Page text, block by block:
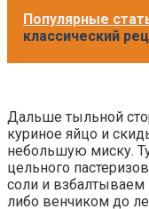
Популярные
классический
Дальше тыльной
куриное яйцо и
небольшую миску.
цельного
соли и взбалтываем
либо венчиком до